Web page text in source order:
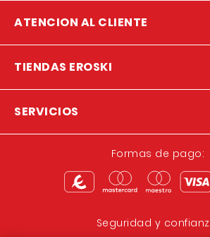
ATENCION AL CLIENTE
TIENDAS EROSKI
SERVICIOS
Formas de pago:
Seguridad y